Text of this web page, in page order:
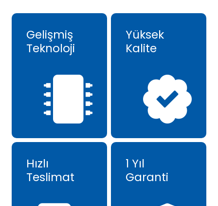
Gelişmiş
Teknoloji
Yüksek
Kalite
Hızlı
Teslimat
1 Yıl
Garanti